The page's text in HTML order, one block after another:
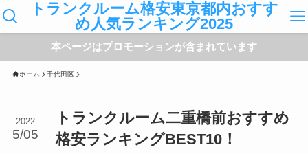
トランクルーム格安東京都内おすす
め人気ランキング2025
本ページはプロモーションが含まれています
ホーム 千代田区
トランクルーム二重橋前おすすめ
格安ランキングBEST10！
2022
5/05